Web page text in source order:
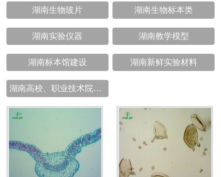
湖南生物玻片 湖南生物标本类
湖南实验仪器 湖南教学模型
湖南标本馆建设 湖南新鲜实验材料
湖南高校、职业技术院校教学挂图